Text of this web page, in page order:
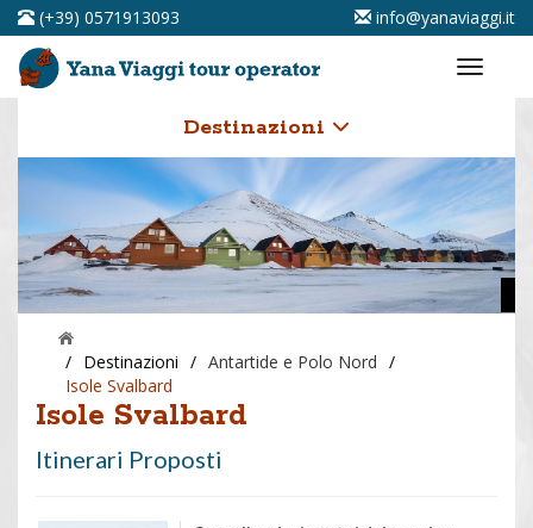
(+39) 0571913093 info@yanaviaggi.it
Destinazioni
/ Destinazioni / Antartide e Polo Nord /
Isole Svalbard
Isole Svalbard
Itinerari Proposti